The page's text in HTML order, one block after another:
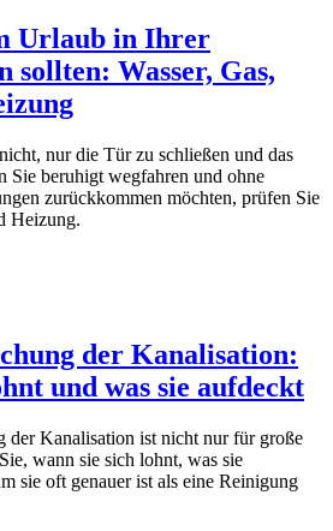
Urlaub in Ihrer
sollten: Wasser, Gas,
nur die Tür zu schließen und das
Sie beruhigt wegfahren und ohne
zurückkommen möchten, prüfen Sie
Heizung.
der Kanalisation:
und was sie aufdeckt
der Kanalisation ist nicht nur für große
wann sie sich lohnt, was sie
sie oft genauer ist als eine Reinigung